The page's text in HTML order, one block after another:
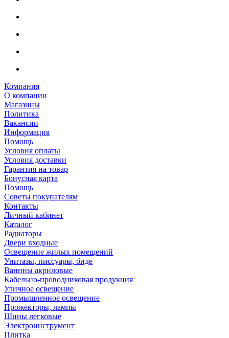
Компания
О компании
Магазины
Политика
Вакансии
Информация
Помощь
Условия оплаты
Условия доставки
Гарантия на товар
Бонусная карта
Помощь
Советы покупателям
Контакты
Личный кабинет
Каталог
Радиаторы
Двери входные
Освещение жилых помещений
Унитазы, писсуары, биде
Ваннны акриловые
Кабельно-проводниковая продукция
Уличное освещение
Промышленное освещение
Прожекторы, лампы
Шины легковые
Электроинструмент
Плитка